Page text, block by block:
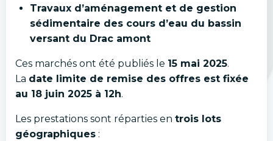
Travaux d’aménagement et de gestion
sédimentaire des cours d’eau du bassin
versant du Drac amont
Ces marchés ont été publiés le 15 mai 2025.
La date limite de remise des offres est fixée
au 18 juin 2025 à 12h.
Les prestations sont réparties en trois lots
géographiques :